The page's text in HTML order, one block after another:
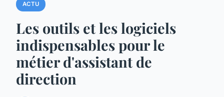
ACTU
Les outils et les logiciels
indispensables pour le
métier d'assistant de
direction